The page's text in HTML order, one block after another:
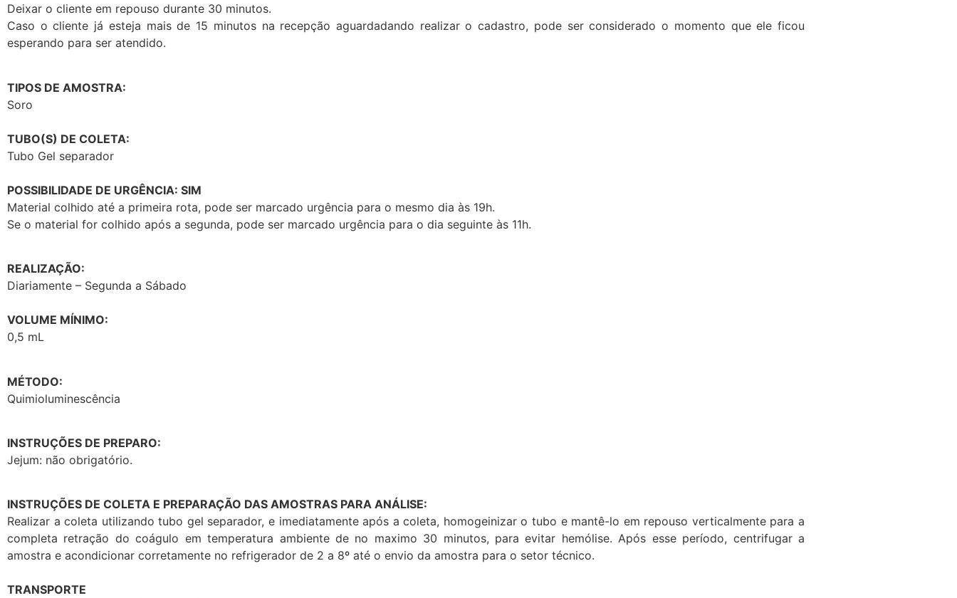
Deixar o cliente em repouso durante 30 minutos.
Caso o cliente já esteja mais de 15 minutos na recepção aguardadando realizar o cadastro, pode ser considerado o momento que ele ficou
esperando para ser atendido.
TIPOS DE AMOSTRA:
Soro
TUBO(S) DE COLETA:
Tubo Gel separador
POSSIBILIDADE DE URGÊNCIA: SIM
Material colhido até a primeira rota, pode ser marcado urgência para o mesmo dia às 19h.
Se o material for colhido após a segunda, pode ser marcado urgência para o dia seguinte às 11h.
REALIZAÇÃO:
Diariamente – Segunda a Sábado
VOLUME MÍNIMO:
0,5 mL
MÉTODO:
Quimioluminescência
INSTRUÇÕES DE PREPARO:
Jejum: não obrigatório.
INSTRUÇÕES DE COLETA E PREPARAÇÃO DAS AMOSTRAS PARA ANÁLISE:
Realizar a coleta utilizando tubo gel separador, e imediatamente após a coleta, homogeinizar o tubo e mantê-lo em repouso verticalmente para a
completa retração do coágulo em temperatura ambiente de no maximo 30 minutos, para evitar hemólise. Após esse período, centrifugar a
amostra e acondicionar corretamente no refrigerador de 2 a 8º até o envio da amostra para o setor técnico.
TRANSPORTE